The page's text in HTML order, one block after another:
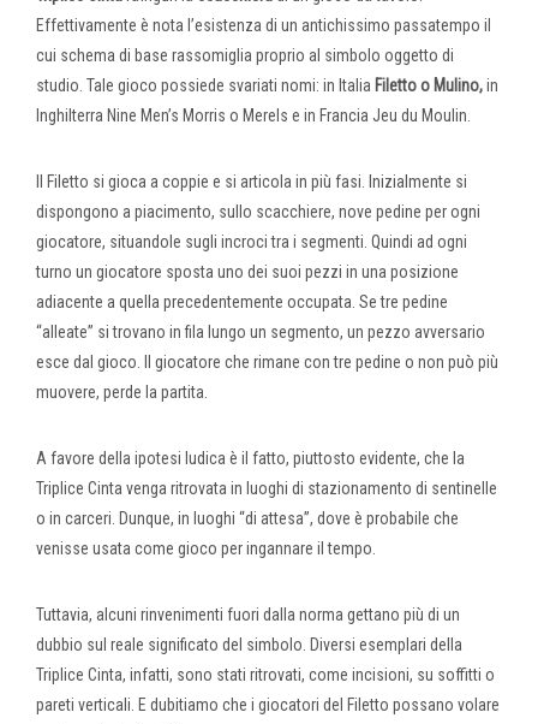
Effettivamente è nota l’esistenza di un antichissimo passatempo il
cui schema di base rassomiglia proprio al simbolo oggetto di
studio. Tale gioco possiede svariati nomi: in Italia Filetto o Mulino,in
Inghilterra Nine Men’s Morris o Merels e in Francia Jeu du Moulin.
Il Filetto si gioca a coppie e si articola in più fasi. Inizialmente si
dispongono a piacimento, sullo scacchiere, nove pedine per ogni
giocatore, situandole sugli incroci tra i segmenti. Quindi ad ogni
turno un giocatore sposta uno dei suoi pezzi in una posizione
adiacente a quella precedentemente occupata. Se tre pedine
“alleate” si trovano in fila lungo un segmento, un pezzo avversario
esce dal gioco. Il giocatore che rimane con tre pedine o non può più
muovere, perde la partita.
A favore della ipotesi ludica è il fatto, piuttosto evidente, che la
Triplice Cinta venga ritrovata in luoghi di stazionamento di sentinelle
o in carceri. Dunque, in luoghi “di attesa”, dove è probabile che
venisse usata come gioco per ingannare il tempo.
Tuttavia, alcuni rinvenimenti fuori dalla norma gettano più di un
dubbio sul reale significato del simbolo. Diversi esemplari della
Triplice Cinta, infatti, sono stati ritrovati, come incisioni, su soffitti o
pareti verticali. E dubitiamo che i giocatori del Filetto possano volare